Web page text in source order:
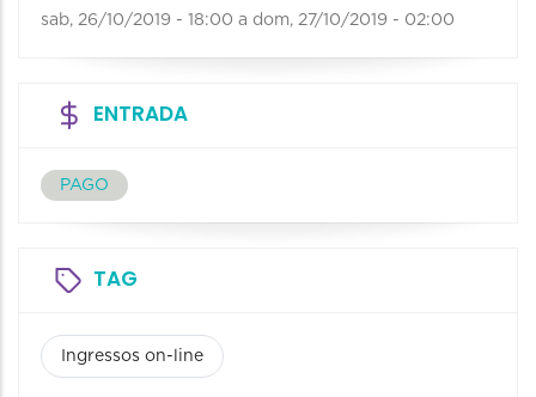
sab, 26/10/2019 - 18:00 a dom, 27/10/2019 - 02:00
ENTRADA
PAGO
TAG
Ingressos on-line